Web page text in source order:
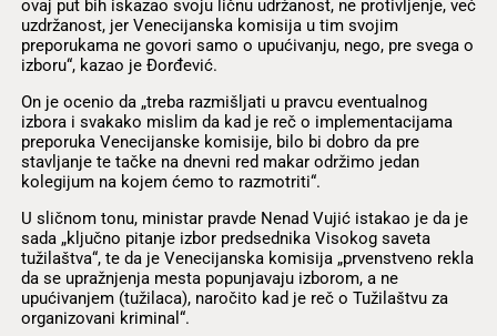
ovaj put bih iskazao svoju ličnu udržanost, ne protivljenje, već
uzdržanost, jer Venecijanska komisija u tim svojim
preporukama ne govori samo o upućivanju, nego, pre svega o
izboru“, kazao je Đorđević.
On je ocenio da „treba razmišljati u pravcu eventualnog
izbora i svakako mislim da kad je reč o implementacijama
preporuka Venecijanske komisije, bilo bi dobro da pre
stavljanje te tačke na dnevni red makar održimo jedan
kolegijum na kojem ćemo to razmotriti“.
U sličnom tonu, ministar pravde Nenad Vujić istakao je da je
sada „ključno pitanje izbor predsednika Visokog saveta
tužilaštva“, te da je Venecijanska komisija „prvenstveno rekla
da se upražnjenja mesta popunjavaju izborom, a ne
upućivanjem (tužilaca), naročito kad je reč o Tužilaštvu za
organizovani kriminal“.